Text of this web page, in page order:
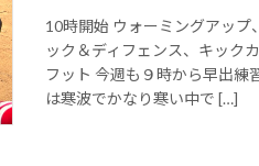
10時開始 ウォーミングアップ
ック＆ディフェンス、キック
フット 今週も９時から早出練
は寒波でかなり寒い中で […]